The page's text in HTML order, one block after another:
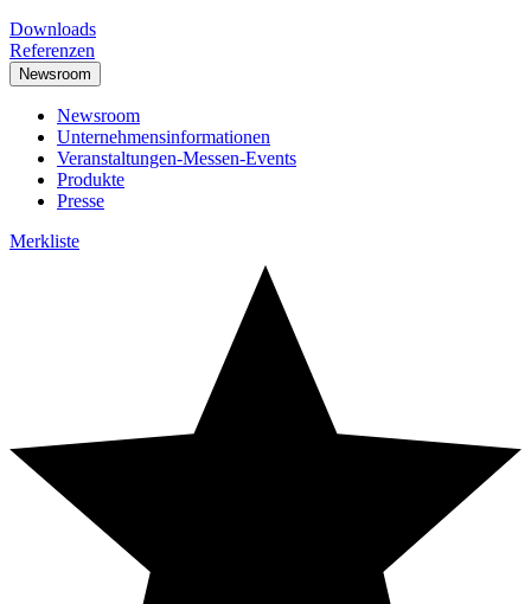
Downloads
Referenzen
Newsroom
Newsroom
Unternehmensinformationen
Veranstaltungen-Messen-Events
Produkte
Presse
Merkliste